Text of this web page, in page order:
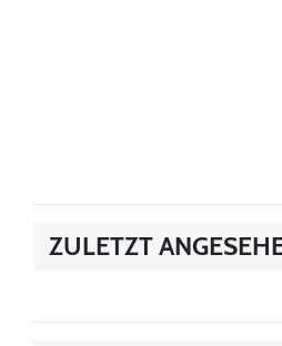
ZULETZT